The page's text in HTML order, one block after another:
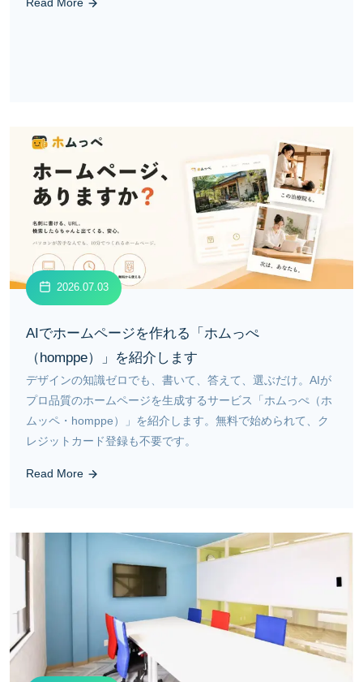
2026.07.03
AIでホームページを作れる「ホムっぺ
（homppe）」を紹介します
デザインの知識ゼロでも、書いて、答えて、選ぶだけ。AIが
プロ品質のホームページを生成するサービス「ホムっぺ（ホ
ムッペ・homppe）」を紹介します。無料で始められて、ク
レジットカード登録も不要です。
Read More